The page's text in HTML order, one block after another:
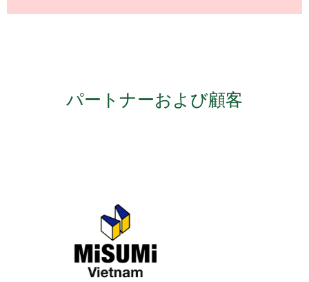
パートナーおよび顧客